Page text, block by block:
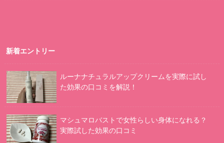
新着エントリー
ルーナナチュラルアップクリームを実際に試し
た効果の口コミを解説！
マシュマロバストで女性らしい身体になれる？
実際試した効果の口コミ